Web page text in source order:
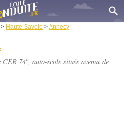
> Haute-Savoie > Annecy
CER 74", auto-école située avenue de